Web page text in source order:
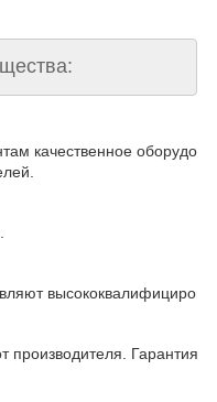
качественное
производителя. Гарантия